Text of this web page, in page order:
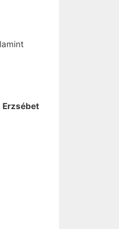
Erzsébet